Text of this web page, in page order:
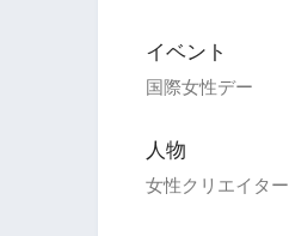
イベント
国際女性デー
人物
女性クリエイター